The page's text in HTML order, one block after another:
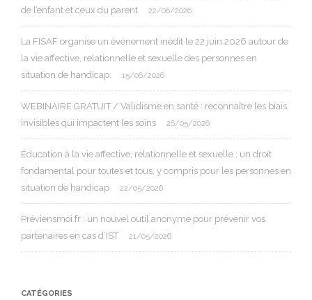
de l’enfant et ceux du parent
22/06/2026
La FISAF organise un événement inédit le 22 juin 2026 autour de
la vie affective, relationnelle et sexuelle des personnes en
situation de handicap.
15/06/2026
WEBINAIRE GRATUIT / Validisme en santé : reconnaître les biais
invisibles qui impactent les soins
26/05/2026
Éducation à la vie affective, relationnelle et sexuelle : un droit
fondamental pour toutes et tous, y compris pour les personnes en
situation de handicap
22/05/2026
Préviensmoi.fr : un nouvel outil anonyme pour prévenir vos
partenaires en cas d’IST
21/05/2026
CATÉGORIES